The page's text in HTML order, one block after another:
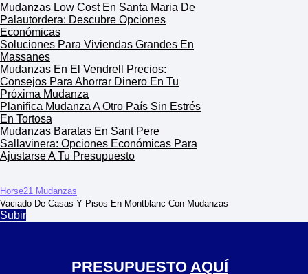
Mudanzas Low Cost En Santa Maria De
Palautordera: Descubre Opciones
Económicas
Soluciones Para Viviendas Grandes En
Massanes
Mudanzas En El Vendrell Precios:
Consejos Para Ahorrar Dinero En Tu
Próxima Mudanza
Planifica Mudanza A Otro País Sin Estrés
En Tortosa
Mudanzas Baratas En Sant Pere
Sallavinera: Opciones Económicas Para
Ajustarse A Tu Presupuesto
Horse21 Mudanzas
Vaciado De Casas Y Pisos En Montblanc Con Mudanzas
Subir
PRESUPUESTO AQUÍ